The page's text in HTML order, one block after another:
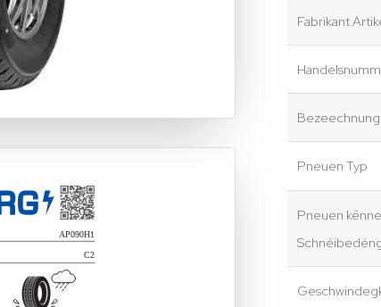
Fabrikant
Pneuen Typ
Pneuen